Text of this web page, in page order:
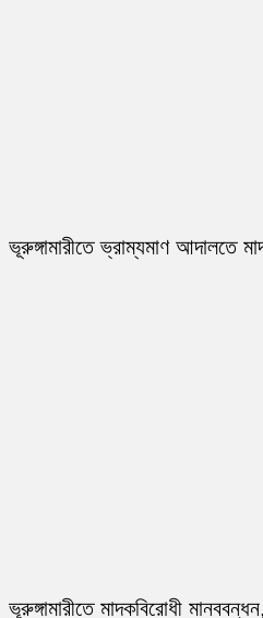
ভূরুঙ্গামারীতে ভ্রাম্যমাণ আদালতে
ভূরুঙ্গামারীতে মাদকবিরোধী